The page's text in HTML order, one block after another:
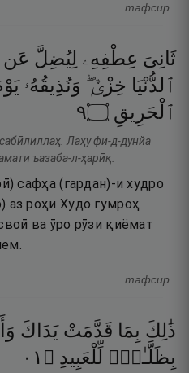
тафсир
ثَانِىَ عِطْفِهِۦ لِيُضِلَّ عَن
ٱلدُّنْيَا خِزْىٌۭ ۖ وَنُذِيقُهُۥ
ٱلْحَرِيقِ ۝٩
Лаҳу фи-д-дунйа
ъазаба-л-ҳарӣқ.
сафҳа (гардан)-и худро
аз роҳи Худо гумроҳ
ва ӯро рӯзи қиёмат
тафсир
ذَٰلِكَ بِمَا قَدَّمَتْ يَدَاكَ
بِظَلَّـٰمٍۢ لِّلْعَبِيدِ ۝ ١٠